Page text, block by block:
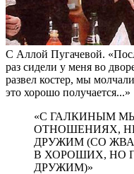
С Аллой Пугачевой.
раз сидели у меня во
развел костер, мы
это хорошо получается...»
«С ГАЛКИНЫМ
ОТНОШЕНИЯХ,
ДРУЖИМ (СО
В ХОРОШИХ, НО
ДРУЖИМ)»